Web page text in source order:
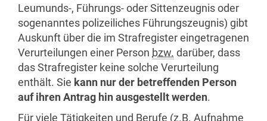
Leumunds-, Führungs- oder Sittenzeugnis oder
sogenanntes polizeiliches Führungszeugnis) gibt
Auskunft über die im Strafregister eingetragenen
Verurteilungen einer Person bzw. darüber, dass
das Strafregister keine solche Verurteilung
enthält. Sie kann nur der betreffenden Person
auf ihren Antrag hin ausgestellt werden.
Für viele Tätigkeiten und Berufe (z.B. Aufnahme